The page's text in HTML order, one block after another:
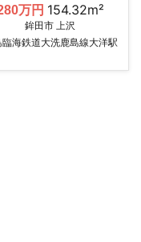
万円 154.32m²
鉾田市 上沢
臨海鉄道大洗鹿島線大洋駅